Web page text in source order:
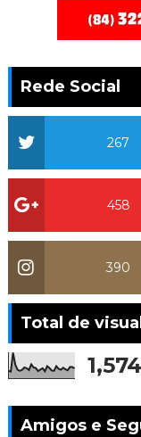
Rede Social
267
458
390
Total de
Amigos e